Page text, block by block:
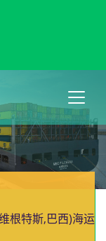
根特斯,巴西)海运